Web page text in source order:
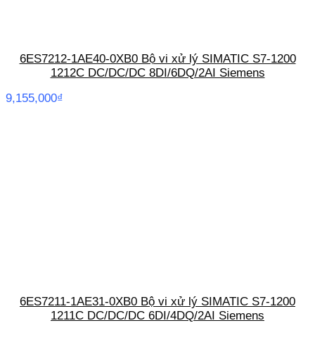
6ES7212-1AE40-0XB0 Bộ vi xử lý SIMATIC S7-1200
1212C DC/DC/DC 8DI/6DQ/2AI Siemens
9,155,000₫
6ES7211-1AE31-0XB0 Bộ vi xử lý SIMATIC S7-1200
1211C DC/DC/DC 6DI/4DQ/2AI Siemens